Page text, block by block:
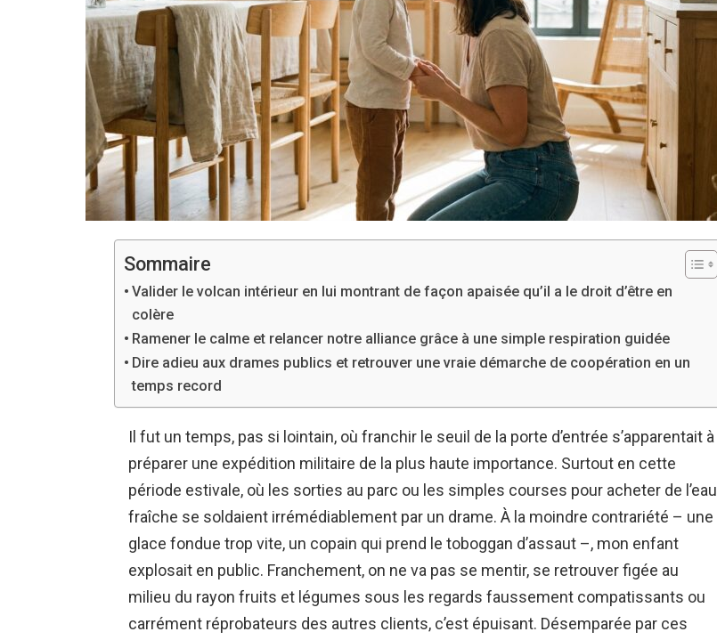
Sommaire
Valider le volcan intérieur en lui montrant de façon apaisée qu’il a le droit d’être en
colère
Ramener le calme et relancer notre alliance grâce à une simple respiration guidée
Dire adieu aux drames publics et retrouver une vraie démarche de coopération en un
temps record
Il fut un temps, pas si lointain, où franchir le seuil de la porte d’entrée s’apparentait à
préparer une expédition militaire de la plus haute importance. Surtout en cette
période estivale, où les sorties au parc ou les simples courses pour acheter de l’eau
fraîche se soldaient irrémédiablement par un drame. À la moindre contrariété – une
glace fondue trop vite, un copain qui prend le toboggan d’assaut –, mon enfant
explosait en public. Franchement, on ne va pas se mentir, se retrouver figée au
milieu du rayon fruits et légumes sous les regards faussement compatissants ou
carrément réprobateurs des autres clients, c’est épuisant. Désemparée par ces